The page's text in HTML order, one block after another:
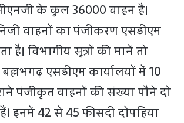
के कुल 36000 वाहन हैं।
वाहनों का पंजीकरण एसडीएम
है। विभागीय सूत्रों की मानें तो
एसडीएम कार्यालयों में 10
पंजीकृत वाहनों की संख्या पौने दो
इनमें 42 से 45 फीसदी दोपहिया